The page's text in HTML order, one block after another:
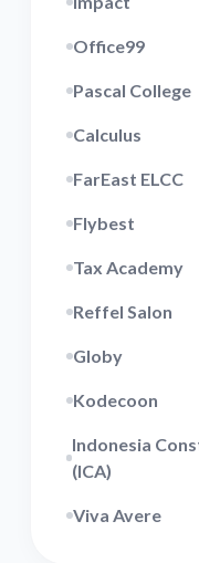
Office99
Pascal College
Calculus
FarEast ELCC
Flybest
Tax Academy
Reffel Salon
Globy
Kodecoon
Indonesia
(ICA)
Viva Avere